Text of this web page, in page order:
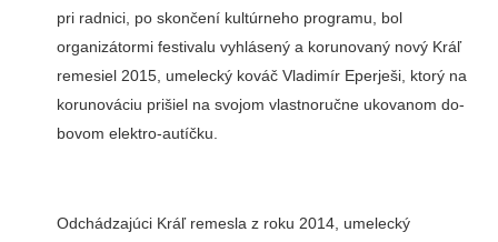
pri rad­nici, po skončení kultúrneho programu, bol
organizátormi festivalu vyhlásený a koru­novaný nový Kráľ
remesiel 2015, umelecký kováč Vla­dimír Eperješi, ktorý na
ko­runováciu prišiel na svojom vlastnoručne ukovanom do­
bovom elektro-autíčku.
Odchádzajúci Kráľ remes­la z roku 2014, umelecký